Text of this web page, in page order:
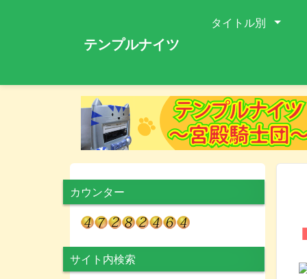
テンプルナイツ
タイトル別
カウンター
サイト内検索